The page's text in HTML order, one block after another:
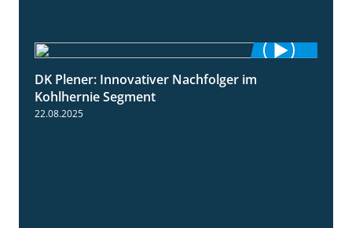
DK Plener: Innovativer Nachfolger im
Kohlhernie Segment
22.08.2025